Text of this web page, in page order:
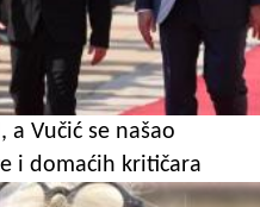
a Vučić se našao
i domaćih kritičara